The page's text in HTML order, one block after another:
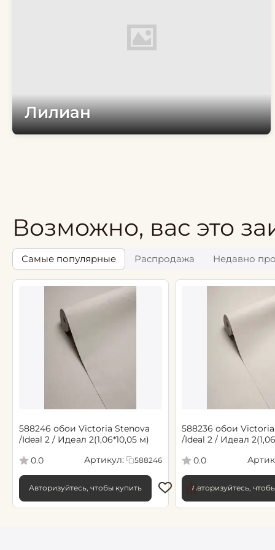
Лилиан
Возможно, вас это
Самые популярные Распродажа Недавно
588246 обои Victoria Stenova
/Ideal 2 / Идеал 2(1,06*10,05 м)
0.0
Артикул: 588246
Авторизуйтесь, чтобы купить
588236 обои
/Ideal 2 / Идеал
0.0
Авторизуйтесь,